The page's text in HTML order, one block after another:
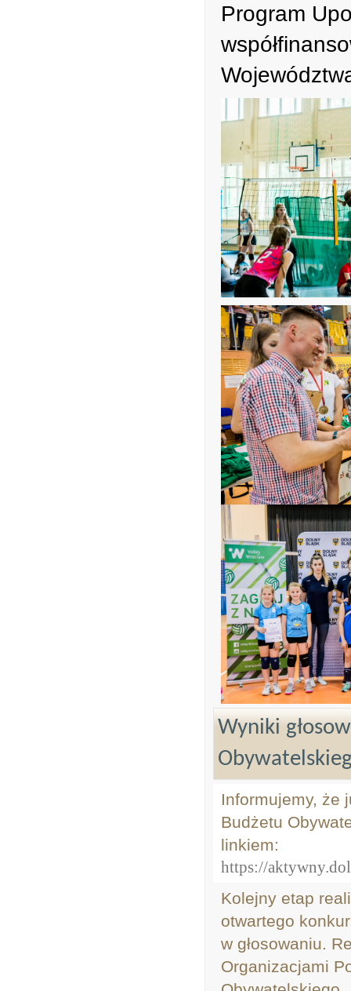
Program
Wyniki
Informujemy, że
Budżetu
linkiem:
https://
Kolejny etap
otwartego
w głosowaniu.
Organizacjami